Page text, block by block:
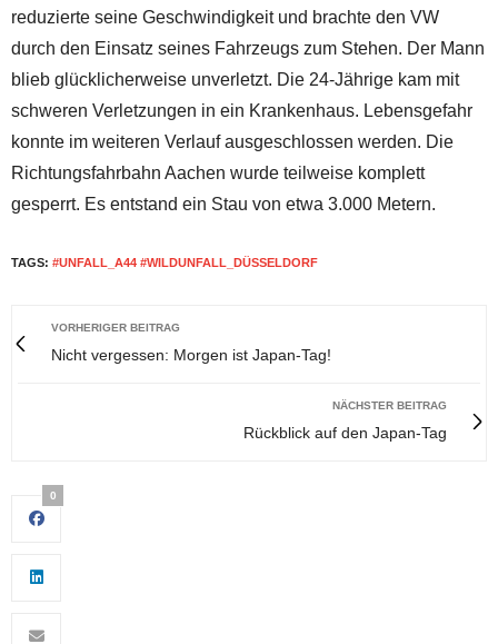
reduzierte seine Geschwindigkeit und brachte den VW
durch den Einsatz seines Fahrzeugs zum Stehen. Der Mann
blieb glücklicherweise unverletzt. Die 24-Jährige kam mit
schweren Verletzungen in ein Krankenhaus. Lebensgefahr
konnte im weiteren Verlauf ausgeschlossen werden. Die
Richtungsfahrbahn Aachen wurde teilweise komplett
gesperrt. Es entstand ein Stau von etwa 3.000 Metern.
TAGS: #UNFALL_A44 #WILDUNFALL_DÜSSELDORF
VORHERIGER BEITRAG
Nicht vergessen: Morgen ist Japan-Tag!
NÄCHSTER BEITRAG
Rückblick auf den Japan-Tag
0